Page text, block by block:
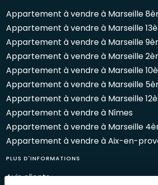
Appartement à vendre à Marseille
Appartement à vendre à Marseille
Appartement à vendre à Marseille
Appartement à vendre à Marseille
Appartement à vendre à Marseille
Appartement à vendre à Marseille
Appartement à vendre à Marseille
Appartement à vendre à Nîmes
Appartement à vendre à Marseille
Appartement à vendre à Aix-en-
PLUS D'INFORMATIONS
Avis clients